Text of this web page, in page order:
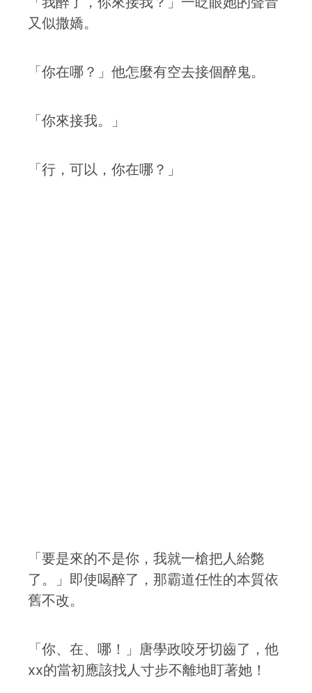
又似撒嬌。
「你在哪？」他怎麼有空去接個醉鬼。
「你來接我。」
「行，可以，你在哪？」
「要是來的不是你，我就一槍把人給斃
了。」即使喝醉了，那霸道任性的本質依
舊不改。
「你、在、哪！」唐學政咬牙切齒了，他
xx的當初應該找人寸步不離地盯著她！